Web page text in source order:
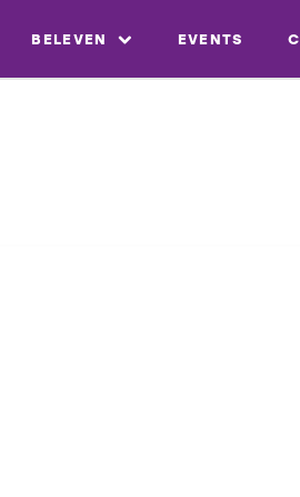
BELEVEN EVENTS